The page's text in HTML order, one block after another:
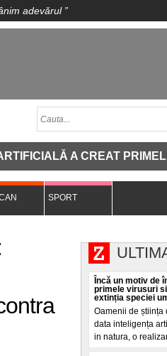
adevărul”
A CREAT PRIMELE
SPORT
Încă un motiv de
primele virusuri
extinția speciei
Oamenii de știința
data inteligența
in natura, o